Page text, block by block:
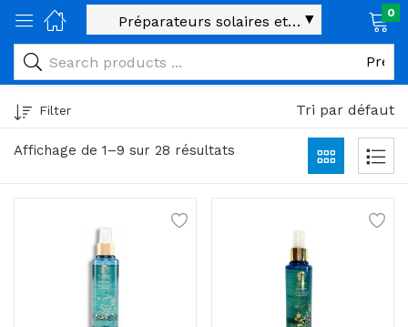
alimentaires)
0
Affichage de 1–9 sur 28 résultats
Filter Tri par défaut